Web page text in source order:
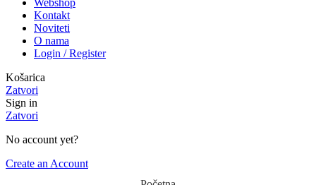
Webshop
Kontakt
Noviteti
O nama
Login / Register
Košarica
Zatvori
Sign in
Zatvori
No account yet?
Create an Account